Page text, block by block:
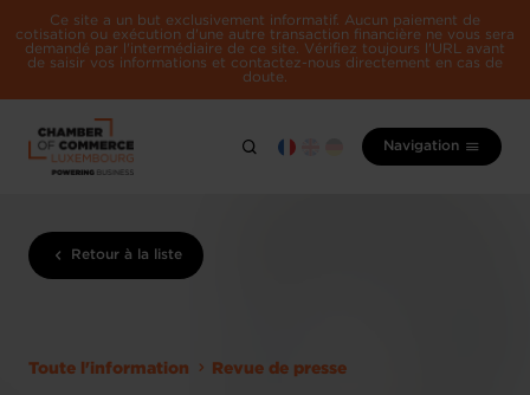
Ce site a un but exclusivement informatif. Aucun paiement de
cotisation ou exécution d'une autre transaction financière ne vous sera
demandé par l'intermédiaire de ce site. Vérifiez toujours l'URL avant
de saisir vos informations et contactez-nous directement en cas de
doute.
Navigation
Retour à la liste
Toute l'information Revue de presse